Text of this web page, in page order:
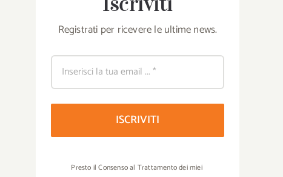
Registrati per ricevere le ultime news.
ISCRIVITI
Presto il Consenso al Trattamento dei miei